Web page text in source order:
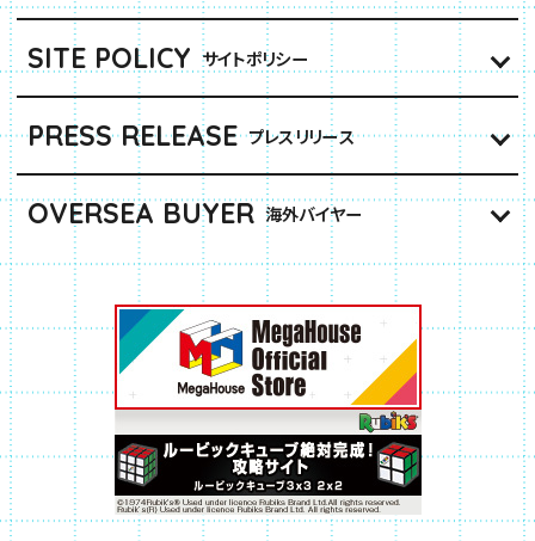
SITE POLICY サイトポリシー
PRESS RELEASE プレスリリース
OVERSEA BUYER 海外バイヤー